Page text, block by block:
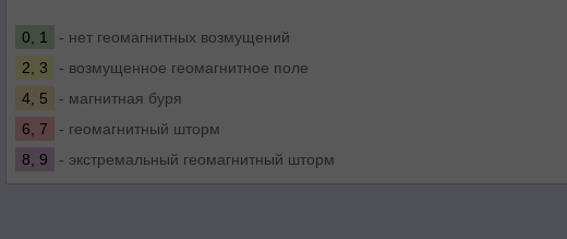
0, 1
- нет геомагнитных возмущений
2, 3
- возмущенное геомагнитное поле
4, 5
- магнитная буря
6, 7
- геомагнитный шторм
8, 9
- экстремальный геомагнитный шторм